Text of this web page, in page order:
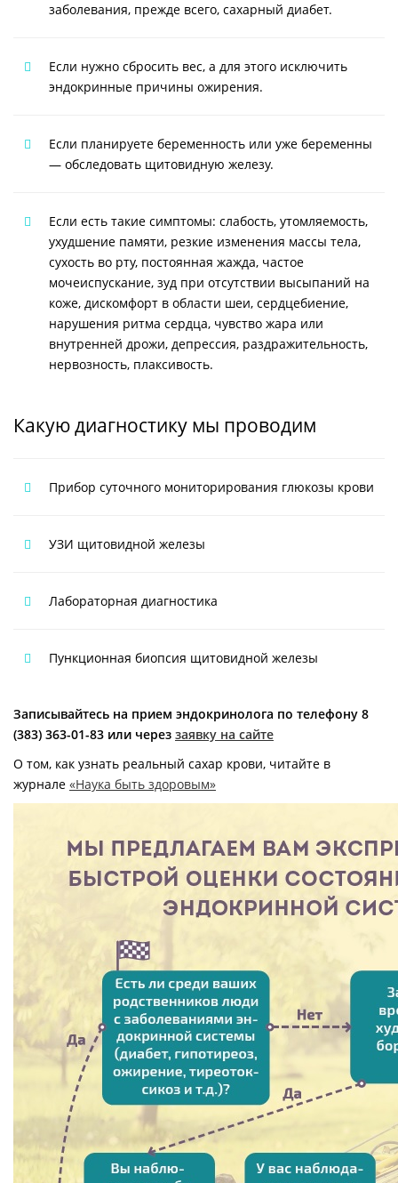
заболевания, прежде всего, сахарный диабет.
Если нужно сбросить вес, а для этого исключить
эндокринные причины ожирения.
Если планируете беременность или уже беременны
— обследовать щитовидную железу.
Если есть такие симптомы: слабость, утомляемость,
ухудшение памяти, резкие изменения массы тела,
сухость во рту, постоянная жажда, частое
мочеиспускание, зуд при отсутствии высыпаний на
коже, дискомфорт в области шеи, сердцебиение,
нарушения ритма сердца, чувство жара или
внутренней дрожи, депрессия, раздражительность,
нервозность, плаксивость.
Какую диагностику мы проводим
Прибор суточного мониторирования глюкозы крови
УЗИ щитовидной железы
Лабораторная диагностика
Пункционная биопсия щитовидной железы
Записывайтесь на прием эндокринолога по телефону 8
(383) 363-01-83 или через заявку на сайте
О том, как узнать реальный сахар крови, читайте в
журнале «Наука быть здоровым»